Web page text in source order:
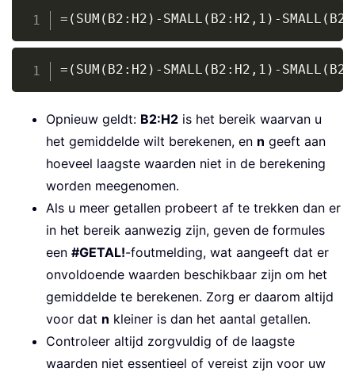
=(SUM(B2:H2)-SMALL(B2:H2,1)-Copy
=(SUM(B2:H2)-SMALL(B2:H2,1)-Copy
Opnieuw geldt: B2:H2 is het bereik waarvan u
het gemiddelde wilt berekenen, en n geeft aan
hoeveel laagste waarden niet in de berekening
worden meegenomen.
Als u meer getallen probeert af te trekken dan er
in het bereik aanwezig zijn, geven de formules
een #GETAL!-foutmelding, wat aangeeft dat er
onvoldoende waarden beschikbaar zijn om het
gemiddelde te berekenen. Zorg er daarom altijd
voor dat n kleiner is dan het aantal getallen.
Controleer altijd zorgvuldig of de laagste
waarden niet essentieel of vereist zijn voor uw